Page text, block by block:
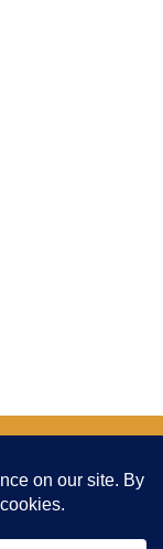
deDéfense de
réservés.
Hueman